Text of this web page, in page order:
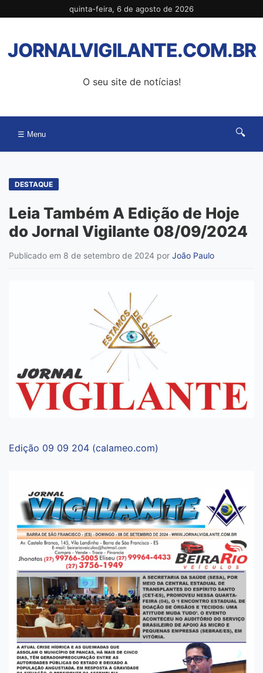
para
conteúdo
quinta-feira, 6 de agosto de 2026
JORNALVIGILANTE.COM.BR
O seu site de notícias!
☰ Menu 🔍
DESTAQUE
Leia Também A Edição de Hoje
do Jornal Vigilante 08/09/2024
Publicado em 8 de setembro de 2024 por João Paulo
Edição 09 09 204 (calameo.com)